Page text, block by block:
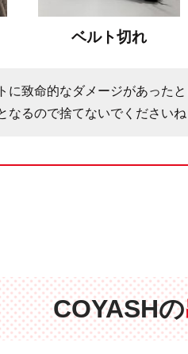
ベルト切れ
に致命的なダメージがあった
なるので捨てないでくださいね
COYASHの